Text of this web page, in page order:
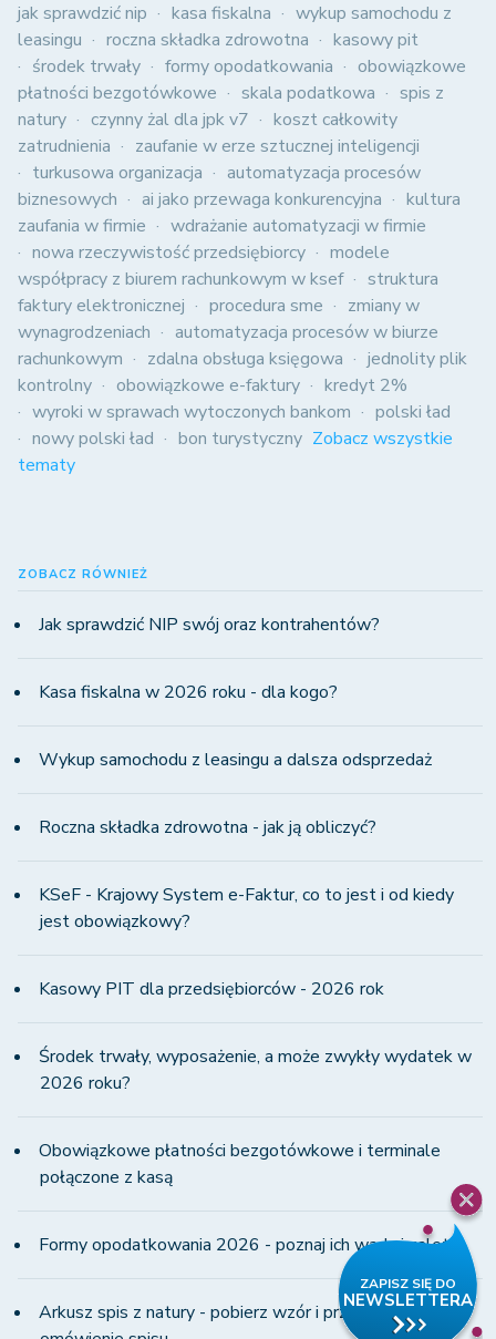
jak sprawdzić nip kasa fiskalna
wykup samochodu z
leasingu
roczna składka zdrowotna
kasowy pit
środek trwały
formy opodatkowania
obowiązkowe
płatności bezgotówkowe
skala podatkowa
spis z
natury
czynny żal dla jpk v7
koszt całkowity
zatrudnienia
zaufanie w erze sztucznej inteligencji
turkusowa organizacja
automatyzacja procesów
biznesowych
ai jako przewaga konkurencyjna
kultura
zaufania w firmie
wdrażanie automatyzacji w firmie
nowa rzeczywistość przedsiębiorcy
modele
współpracy z biurem rachunkowym w ksef
struktura
faktury elektronicznej
procedura sme
zmiany w
wynagrodzeniach
automatyzacja procesów w biurze
rachunkowym
zdalna obsługa księgowa
jednolity plik
kontrolny
obowiązkowe e-faktury
kredyt 2%
wyroki w sprawach wytoczonych bankom
polski ład
nowy polski ład
bon turystyczny Zobacz wszystkie
tematy
ZOBACZ RÓWNIEŻ
Jak sprawdzić NIP swój oraz kontrahentów?
Kasa fiskalna w 2026 roku - dla kogo?
Wykup samochodu z leasingu a dalsza odsprzedaż
Roczna składka zdrowotna - jak ją obliczyć?
KSeF - Krajowy System e-Faktur, co to jest i od kiedy
jest obowiązkowy?
Kasowy PIT dla przedsiębiorców - 2026 rok
Środek trwały, wyposażenie, a może zwykły wydatek w
2026 roku?
Obowiązkowe płatności bezgotówkowe i terminale
połączone z kasą
Formy opodatkowania 2026 - poznaj ich wady i zalety!
Arkusz spis z natury - pobierz wzór i przeczytaj